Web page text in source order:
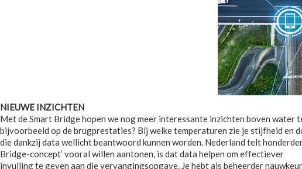
NIEUWE INZICHTEN
Met de Smart Bridge hopen we nog meer interessante inzichten boven
bijvoorbeeld op de brugprestaties? Bij welke temperaturen zie je stijfheid en
die dankzij data wellicht beantwoord kunnen worden. Nederland telt
Bridge-concept’ vooral willen aantonen, is dat data helpen om effectiever
invulling te geven aan die vervangingsopgave. Je hebt als beheerder